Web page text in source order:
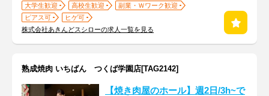
大学生歓迎 高校生歓迎
副業・Ｗワーク歓迎
ピアス可
ヒゲ可
株式会社あきんどスシローの求人一覧を見る
熟成焼肉 いちばん つくば学園店[TAG2142]
【焼き肉屋のホール】週2日/3h~で